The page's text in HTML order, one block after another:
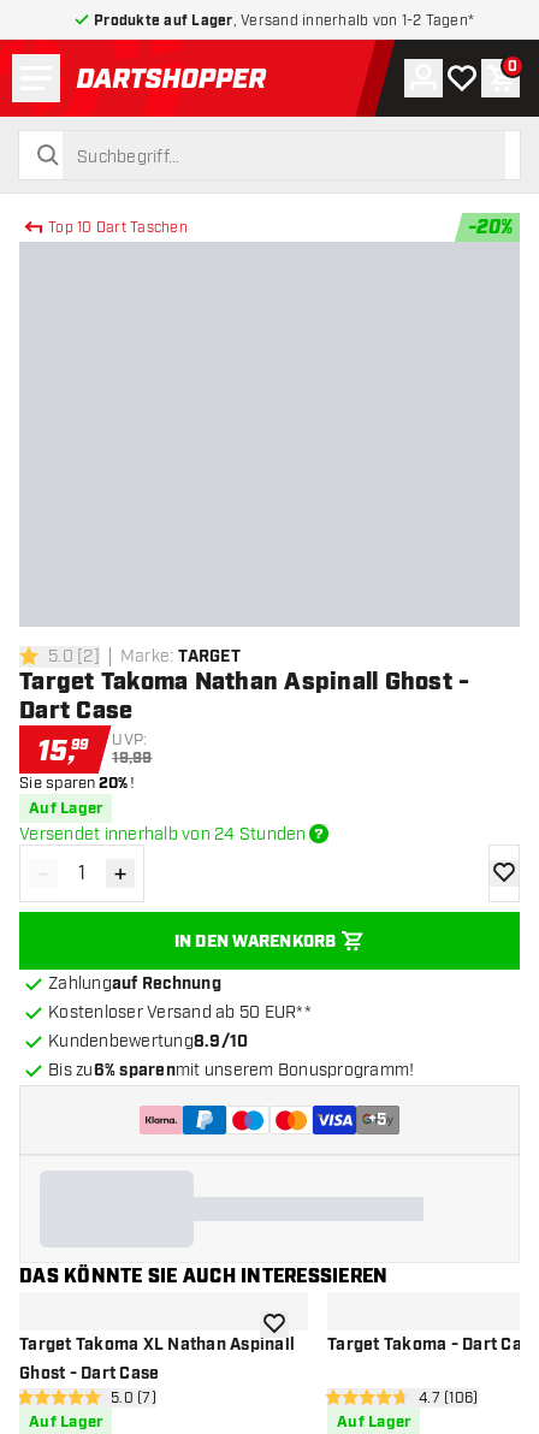
Produkte auf Lager , Versand innerhalb von 1-2 Tagen*
zurück zur Startseite
suchen
suchen
Konto
Meine 0
Top 10 Dart Taschen -20%
5 Bewertungssterne
5.0 [2] Marke: TARGET
Target Takoma Nathan Aspinall Ghost -
Dart Case
15,99 UVP:
19,99
Sie sparen20%!
Auf Lager
Versendet innerhalb von 24 Stunden
Menge verringern
- Menge erhöhen
+
IN DEN WARENKORB
Zur
Zahlungauf Rechnung
Kostenloser Versand ab 50 EUR**
Kundenbewertung8.9/10
Bis zu6% sparenmit unserem Bonusprogramm!
+5
DAS KÖNNTE SIE AUCH INTERESSIEREN
Target Takoma XL Nathan Aspinall
Ghost - Dart Case
Bewertungsbereich öffnen
5 Bewertungssterne
5.0 (7)
Auf Lager
Zur Wunschliste hinzufügen
Target Takoma - Dart
4.7 Bewertungssterne
4.7 (106)
Auf Lager